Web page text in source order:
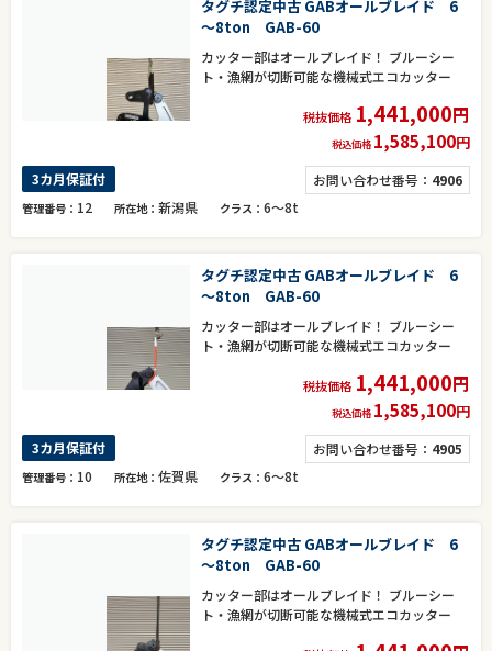
タグチ認定中古 GABオールブレイド 6
～8ton GAB-60
カッター部はオールブレイド！ ブルーシー
ト・漁網が切断可能な機械式エコカッター
税抜価格 1,441,000円
税込価格 1,585,100円
お問い合わせ番号： 4906
3カ月保証付
管理番号 12 所在地 新潟県 クラス 6～8t
タグチ認定中古 GABオールブレイド 6
～8ton GAB-60
カッター部はオールブレイド！ ブルーシー
ト・漁網が切断可能な機械式エコカッター
税抜価格 1,441,000円
税込価格 1,585,100円
お問い合わせ番号： 4905
3カ月保証付
管理番号 10 所在地 佐賀県 クラス 6～8t
タグチ認定中古 GABオールブレイド 6
～8ton GAB-60
カッター部はオールブレイド！ ブルーシー
ト・漁網が切断可能な機械式エコカッター